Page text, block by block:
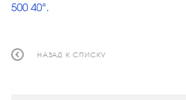
500 40°.
НАЗАД К СПИСКУ